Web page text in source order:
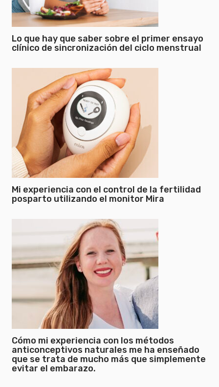
Lo que hay que saber sobre el primer ensayo
clínico de sincronización del ciclo menstrual
Mi experiencia con el control de la fertilidad
posparto utilizando el monitor Mira
Cómo mi experiencia con los métodos
anticonceptivos naturales me ha enseñado
que se trata de mucho más que simplemente
evitar el embarazo.